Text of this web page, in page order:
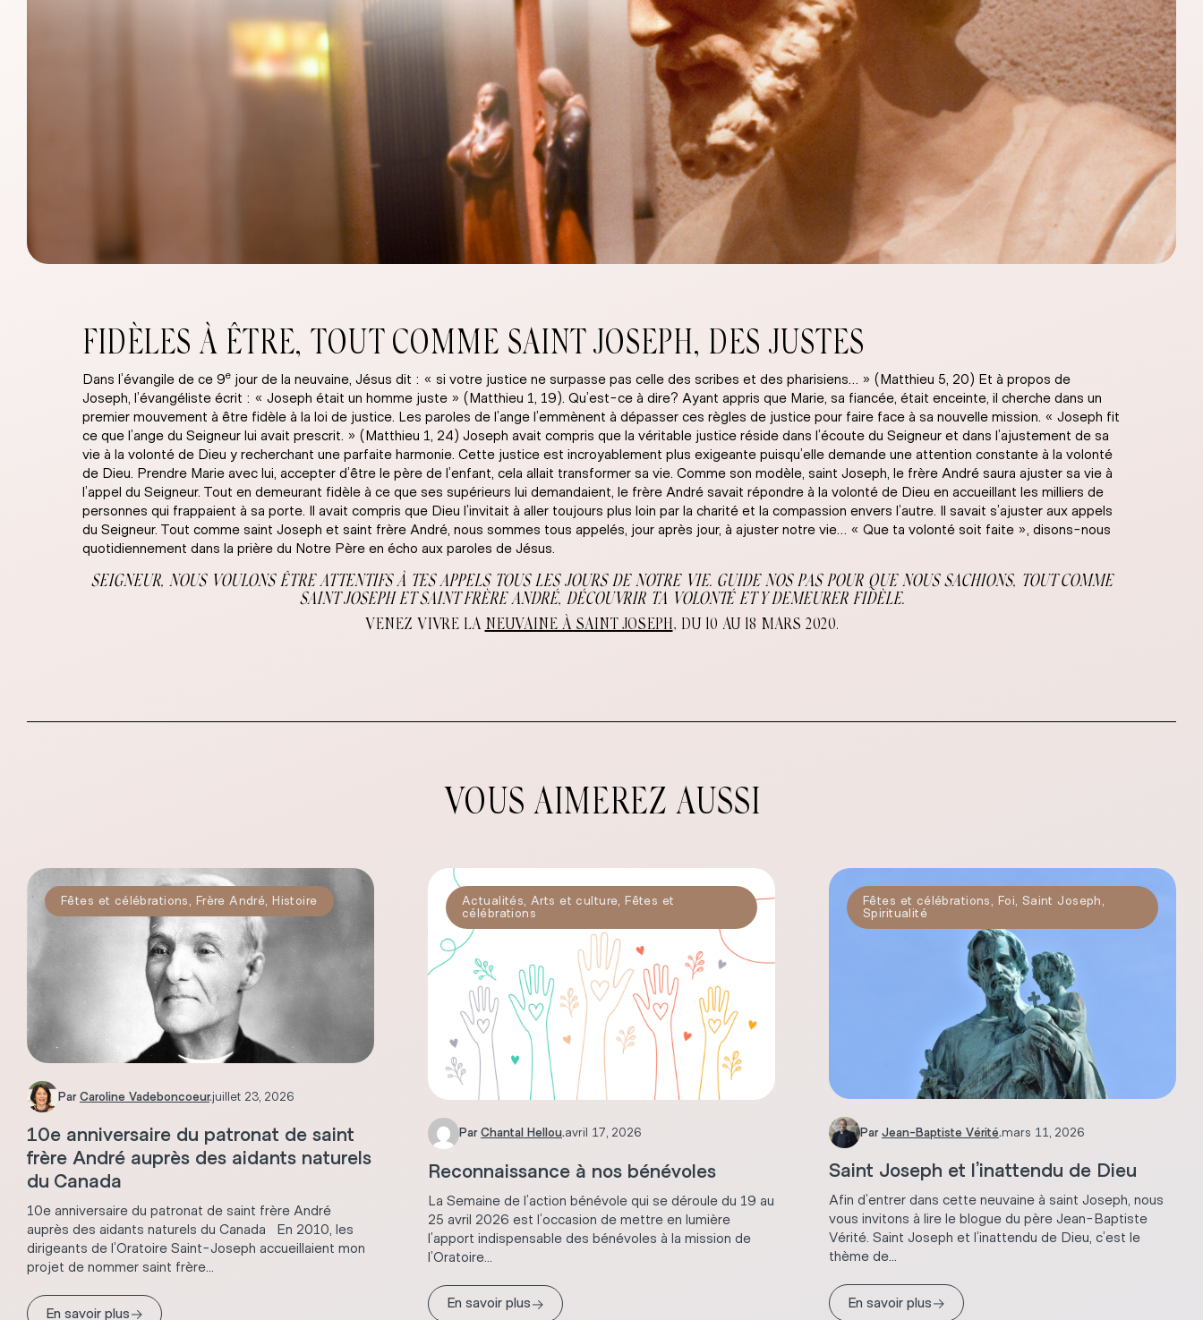
FIDÈLES À ÊTRE, TOUT COMME SAINT JOSEPH, DES JUSTES
Dans l’évangile de ce 9e jour de la neuvaine, Jésus dit : « si votre justice ne surpasse pas celle des scribes et des pharisiens… » (Matthieu 5, 20) Et à propos de
Joseph, l’évangéliste écrit : « Joseph était un homme juste » (Matthieu 1, 19). Qu’est-ce à dire? Ayant appris que Marie, sa fiancée, était enceinte, il cherche dans un
premier mouvement à être fidèle à la loi de justice. Les paroles de l’ange l’emmènent à dépasser ces règles de justice pour faire face à sa nouvelle mission. « Joseph fit
ce que l’ange du Seigneur lui avait prescrit. » (Matthieu 1, 24) Joseph avait compris que la véritable justice réside dans l’écoute du Seigneur et dans l’ajustement de sa
vie à la volonté de Dieu y recherchant une parfaite harmonie. Cette justice est incroyablement plus exigeante puisqu’elle demande une attention constante à la volonté
de Dieu. Prendre Marie avec lui, accepter d’être le père de l’enfant, cela allait transformer sa vie. Comme son modèle, saint Joseph, le frère André saura ajuster sa vie à
l’appel du Seigneur. Tout en demeurant fidèle à ce que ses supérieurs lui demandaient, le frère André savait répondre à la volonté de Dieu en accueillant les milliers de
personnes qui frappaient à sa porte. Il avait compris que Dieu l’invitait à aller toujours plus loin par la charité et la compassion envers l’autre. Il savait s’ajuster aux appels
du Seigneur. Tout comme saint Joseph et saint frère André, nous sommes tous appelés, jour après jour, à ajuster notre vie… « Que ta volonté soit faite », disons-nous
quotidiennement dans la prière du Notre Père en écho aux paroles de Jésus.
SEIGNEUR, NOUS VOULONS ÊTRE ATTENTIFS À TES APPELS TOUS LES JOURS DE NOTRE VIE. GUIDE NOS PAS POUR QUE NOUS SACHIONS, TOUT COMME
SAINT JOSEPH ET SAINT FRÈRE ANDRÉ, DÉCOUVRIR TA VOLONTÉ ET Y DEMEURER FIDÈLE.
VENEZ VIVRE LA NEUVAINE À SAINT JOSEPH, DU 10 AU 18 MARS 2020.
VOUS AIMEREZ AUSSI
Fêtes et célébrations, Frère André, Histoire
Par Caroline Vadeboncoeur.juillet 23, 2026
10e anniversaire du patronat de saint
frère André auprès des aidants naturels
du Canada
10e anniversaire du patronat de saint frère André
auprès des aidants naturels du Canada En 2010, les
dirigeants de l’Oratoire Saint-Joseph accueillaient mon
projet de nommer saint frère...
En savoir plus→
Actualités,Arts et culture, Fêtes et
célébrations
Par Chantal Hellou.avril 17, 2026
Reconnaissance à nos bénévoles
La Semaine de l’action bénévole qui se déroule du 19 au
25 avril 2026 est l’occasion de mettre en lumière
l’apport indispensable des bénévoles à la mission de
l’Oratoire...
En savoir plus→
Fêtes et célébrations, Foi, Saint Joseph,
Spiritualité
Par Jean-Baptiste Vérité.mars 11, 2026
Saint Joseph et l’inattendu de Dieu
Afin d’entrer dans cette neuvaine à saint Joseph, nous
vous invitons à lire le blogue du père Jean-Baptiste
Vérité. Saint Joseph et l’inattendu de Dieu, c’est le
thème de...
En savoir plus→